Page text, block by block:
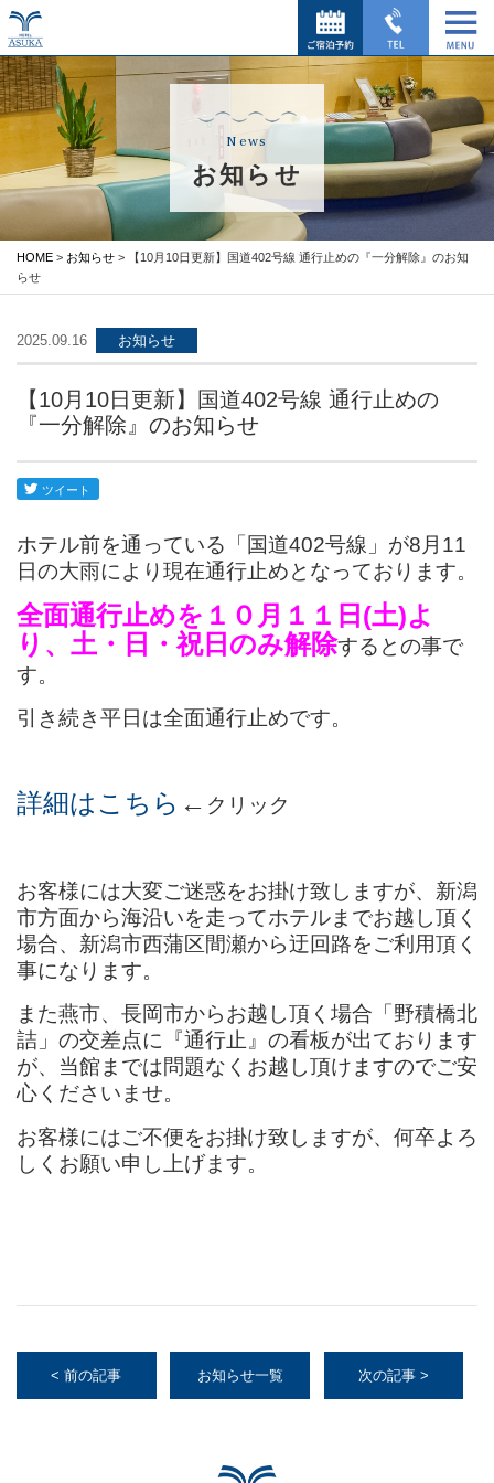
News
お知らせ
HOME > お知らせ > 【10月10日更新】国道402号線 通行止めの『一分解除』のお知
らせ
2025.09.16 お知らせ
【10月10日更新】国道402号線 通行止めの
『一分解除』のお知らせ
ホテル前を通っている「国道402号線」が8月11
日の大雨により現在通行止めとなっております。
全面通行止めを１０月１１日(土)よ
り、土・日・祝日のみ解除するとの事で
す。
引き続き平日は全面通行止めです。
詳細はこちら ← クリック
お客様には大変ご迷惑をお掛け致しますが、新潟
市方面から海沿いを走ってホテルまでお越し頂く
場合、新潟市西蒲区間瀬から迂回路をご利用頂く
事になります。
また燕市、長岡市からお越し頂く場合「野積橋北
詰」の交差点に『通行止』の看板が出ております
が、当館までは問題なくお越し頂けますのでご安
心くださいませ。
お客様にはご不便をお掛け致しますが、何卒よろ
しくお願い申し上げます。
< 前の記事 お知らせ一覧 次の記事 >